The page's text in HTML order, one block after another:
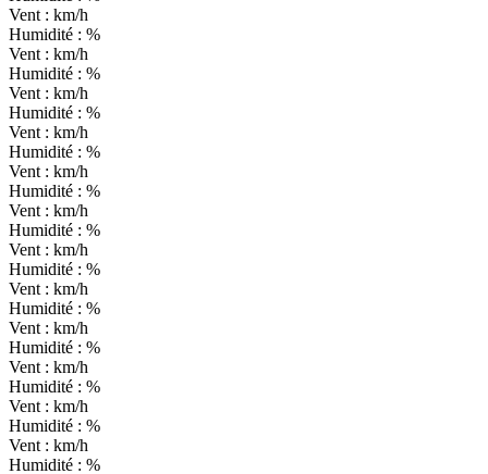
Vent : km/h
Humidité : %
Vent : km/h
Humidité : %
Vent : km/h
Humidité : %
Vent : km/h
Humidité : %
Vent : km/h
Humidité : %
Vent : km/h
Humidité : %
Vent : km/h
Humidité : %
Vent : km/h
Humidité : %
Vent : km/h
Humidité : %
Vent : km/h
Humidité : %
Vent : km/h
Humidité : %
Vent : km/h
Humidité : %